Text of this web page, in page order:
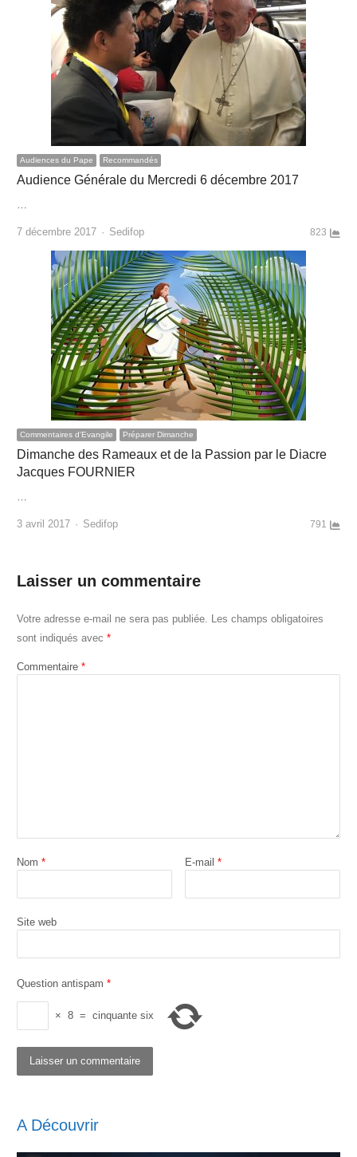
Audiences du Pape Recommandés
Audience Générale du Mercredi 6 décembre 2017
…
7 décembre 2017 Author
Sedifop 823
Commentaires d'Evangile Préparer Dimanche
Dimanche des Rameaux et de la Passion par le Diacre
Jacques FOURNIER
…
3 avril 2017 Author
Sedifop 791
Laisser un commentaire
Votre adresse e-mail ne sera pas publiée.
Les champs obligatoires
sont indiqués avec *
Commentaire *
Nom * E-mail*
Site web
Question antispam *
× 8 = cinquante six
A Découvrir